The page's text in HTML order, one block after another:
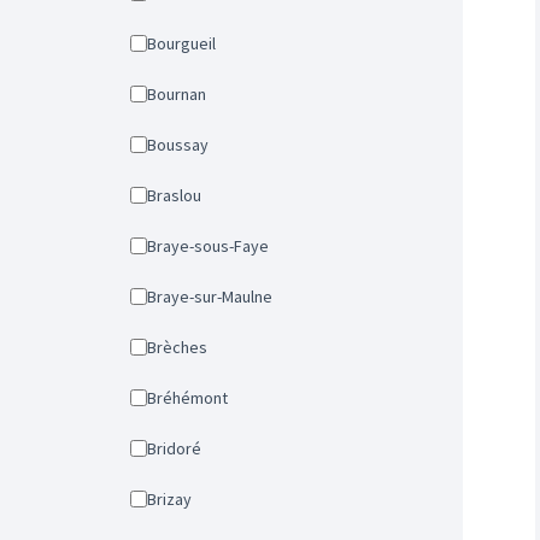
Bourgueil
Bournan
Boussay
Braslou
Braye-sous-Faye
Braye-sur-Maulne
Brèches
Bréhémont
Bridoré
Brizay